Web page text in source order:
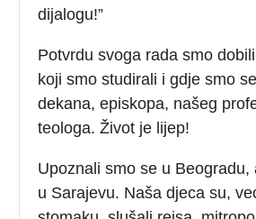
dijalogu!”
Potvrdu svoga rada smo
koji smo studirali i gdje smo
dekana, episkopa, našeg
teologa. Život je lijep!
Upoznali smo se u Beogradu,
u Sarajevu. Naša djeca su,